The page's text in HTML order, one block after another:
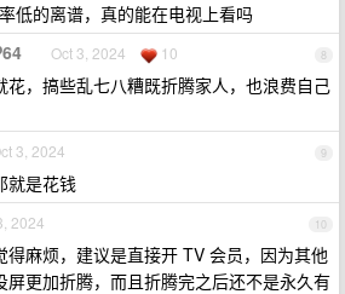
低的离谱，真的能在电视上看吗
8
Oct 3, 2024 10
花，搞些乱七八糟既折腾家人，也浪费自己
9
3, 2024
就是花钱
10
2024
得麻烦，建议是直接开 TV 会员，因为其他
屏更加折腾，而且折腾完之后还不是永久有